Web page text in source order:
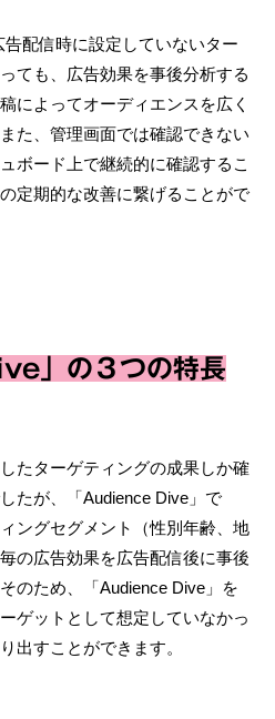
配信時に設定していないター
ても、広告効果を事後分析する
によってオーディエンスを広く
た、管理画面では確認できない
ボード上で継続的に確認するこ
定期的な改善に繋げることがで
」の３つの特長
たターゲティングの成果しか確
たが、「Audience Dive」で
ングセグメント（性別年齢、地
の広告効果を広告配信後に事後
のため、「Audience Dive」を
ゲットとして想定していなかっ
出すことができます。